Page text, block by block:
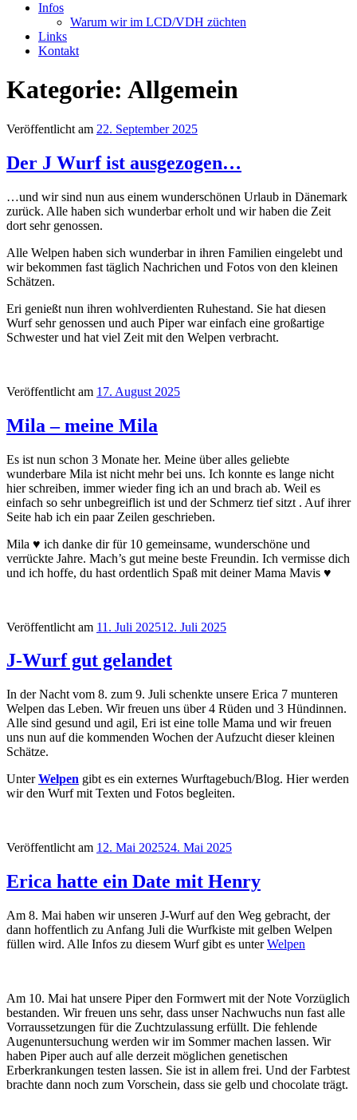
Infos
Warum wir im LCD/VDH züchten
Links
Kontakt
Kategorie: Allgemein
Veröffentlicht am 22. September 2025
Der J Wurf ist ausgezogen…
…und wir sind nun aus einem wunderschönen Urlaub in Dänemark
zurück. Alle haben sich wunderbar erholt und wir haben die Zeit
dort sehr genossen.
Alle Welpen haben sich wunderbar in ihren Familien eingelebt und
wir bekommen fast täglich Nachrichen und Fotos von den kleinen
Schätzen.
Eri genießt nun ihren wohlverdienten Ruhestand. Sie hat diesen
Wurf sehr genossen und auch Piper war einfach eine großartige
Schwester und hat viel Zeit mit den Welpen verbracht.
Veröffentlicht am 17. August 2025
Mila – meine Mila
Es ist nun schon 3 Monate her. Meine über alles geliebte
wunderbare Mila ist nicht mehr bei uns. Ich konnte es lange nicht
hier schreiben, immer wieder fing ich an und brach ab. Weil es
einfach so sehr unbegreiflich ist und der Schmerz tief sitzt . Auf ihrer
Seite hab ich ein paar Zeilen geschrieben.
Mila ♥ ich danke dir für 10 gemeinsame, wunderschöne und
verrückte Jahre. Mach’s gut meine beste Freundin. Ich vermisse dich
und ich hoffe, du hast ordentlich Spaß mit deiner Mama Mavis ♥
Veröffentlicht am 11. Juli 202512. Juli 2025
J-Wurf gut gelandet
In der Nacht vom 8. zum 9. Juli schenkte unsere Erica 7 munteren
Welpen das Leben. Wir freuen uns über 4 Rüden und 3 Hündinnen.
Alle sind gesund und agil, Eri ist eine tolle Mama und wir freuen
uns nun auf die kommenden Wochen der Aufzucht dieser kleinen
Schätze.
UnterWelpen gibt es ein externes Wurftagebuch/Blog. Hier werden
wir den Wurf mit Texten und Fotos begleiten.
Veröffentlicht am 12. Mai 202524. Mai 2025
Erica hatte ein Date mit Henry
Am 8. Mai haben wir unseren J-Wurf auf den Weg gebracht, der
dann hoffentlich zu Anfang Juli die Wurfkiste mit gelben Welpen
füllen wird. Alle Infos zu diesem Wurf gibt es unterWelpen
Am 10. Mai hat unsere Piper den Formwert mit der Note Vorzüglich
bestanden. Wir freuen uns sehr, dass unser Nachwuchs nun fast alle
Vorraussetzungen für die Zuchtzulassung erfüllt. Die fehlende
Augenuntersuchung werden wir im Sommer machen lassen. Wir
haben Piper auch auf alle derzeit möglichen genetischen
Erberkrankungen testen lassen. Sie ist in allem frei. Und der Farbtest
brachte dann noch zum Vorschein, dass sie gelb und chocolate trägt.